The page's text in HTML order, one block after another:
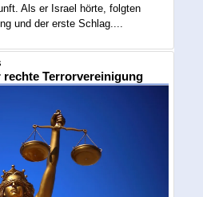
Als er Israel hörte, folgten
und der erste Schlag....
Terrorvereinigung